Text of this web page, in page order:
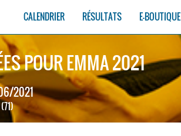
CALENDRIER RÉSULTATS E-BOUTIQUE
POUR EMMA 2021
2021